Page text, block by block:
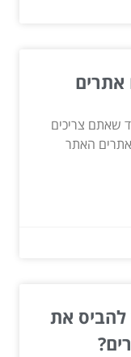
אתרים
שאתם צריכים
האתר
להביס את